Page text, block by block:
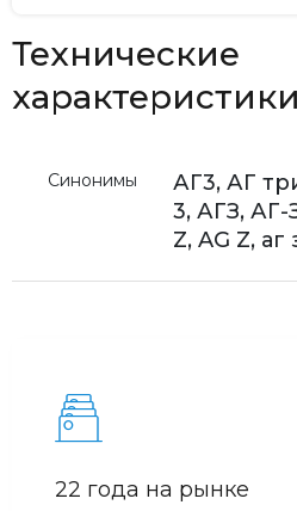
Технические
характеристики
Синонимы
АГ3, АГ
3, АГЗ, АГ-
Z, AG Z, аг
22 года на рынке